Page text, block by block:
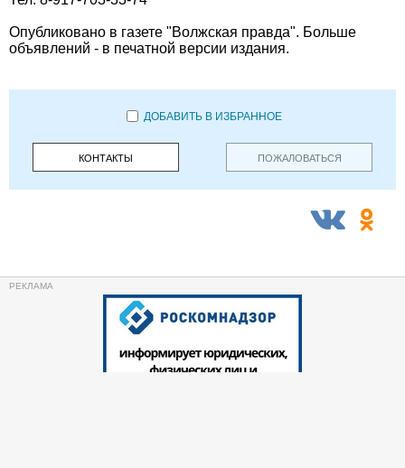
Опубликовано в газете "Волжская правда". Больше
объявлений - в печатной версии издания.
ДОБАВИТЬ В ИЗБРАННОЕ
КОНТАКТЫ ПОЖАЛОВАТЬСЯ